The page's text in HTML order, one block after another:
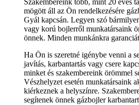
Szakembereink több, mint 20 éves
mögött áll az Ön rendelkezésére
Gyál kapcsán. Legyen szó
vagy korú bojlerről munkatársaink
önnek. Minden munkánkra
Ha Ön is szeretné igénybe venni a
javítás, karbantartás vagy csere
minket és szakembereink örömmel
Vészhelyzet esetén munkatársaink
kiérkeznek a helyszínre.
segítenek önnek gázbojler